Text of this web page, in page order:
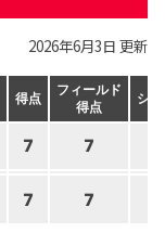
2026年6月3日 更新
得点
フィールド
得点
シ
7 7
7 7